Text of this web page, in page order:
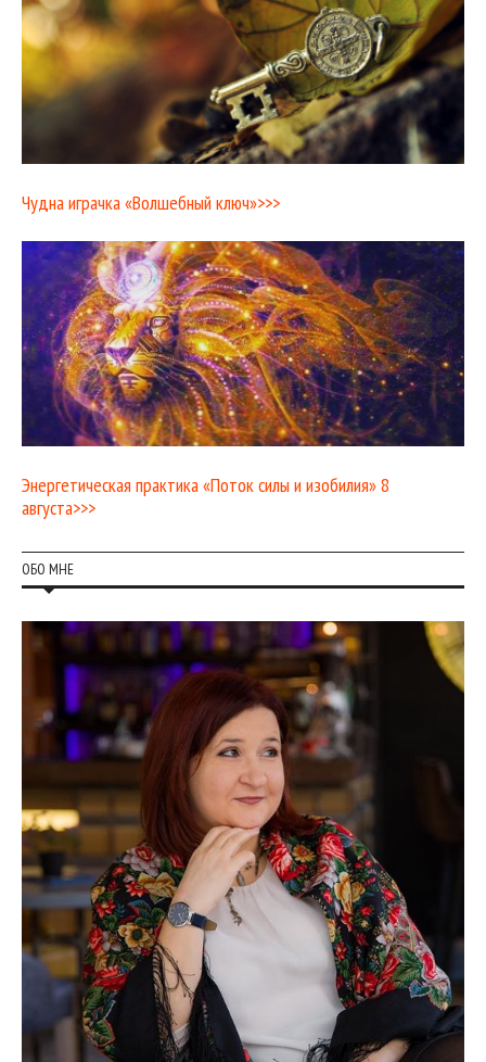
Чудна играчка «Волшебный ключ»>>>
Энергетическая практика «Поток силы и изобилия» 8
августа>>>
ОБО МНЕ